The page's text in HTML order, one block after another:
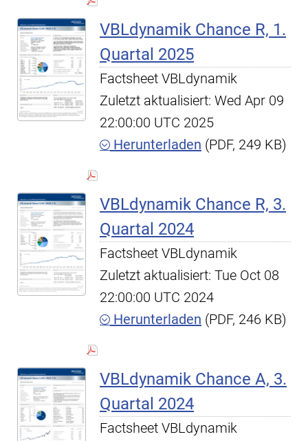
VBLdynamik Chance R, 1.
Quartal 2025
Factsheet VBLdynamik
Zuletzt aktualisiert: Wed Apr 09
22:00:00 UTC 2025
Herunterladen (PDF, 249 KB)
VBLdynamik Chance R, 3.
Quartal 2024
Factsheet VBLdynamik
Zuletzt aktualisiert: Tue Oct 08
22:00:00 UTC 2024
Herunterladen (PDF, 246 KB)
VBLdynamik Chance A, 3.
Quartal 2024
Factsheet VBLdynamik